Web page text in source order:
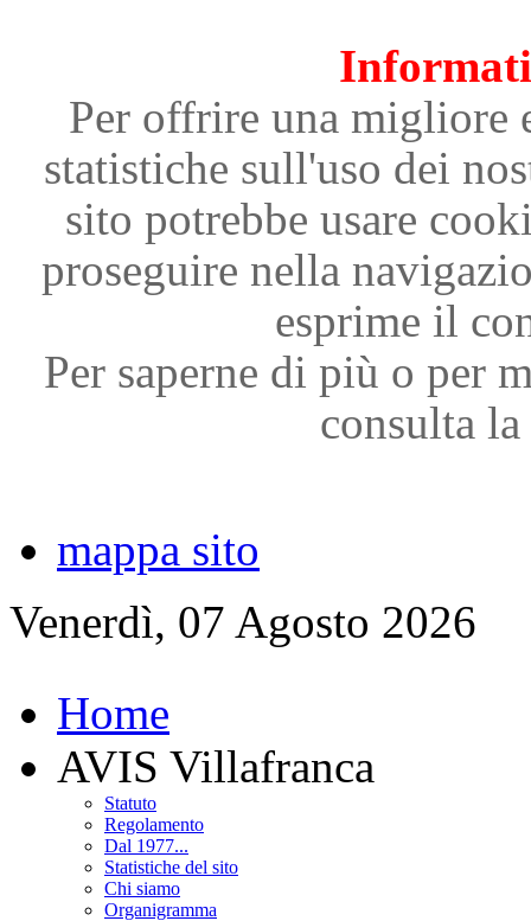
Per offrire una migliore
statistiche sull'uso dei
sito potrebbe usare
proseguire nella
esprime il
Per saperne di più o per
consulta
mappa sito
Venerdì, 07 Agosto 2026
Home
AVIS Villafranca
Statuto
Regolamento
Dal 1977...
Statistiche del sito
Chi siamo
Organigramma